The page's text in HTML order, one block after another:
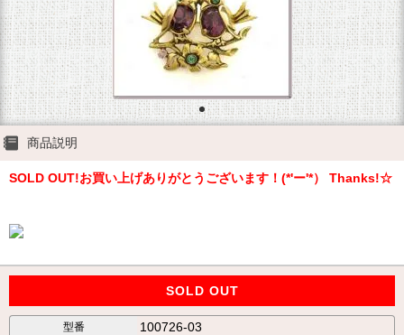
商品説明
SOLD OUT!お買い上げありがとうございます！(*'ー'*） Thanks!☆
SOLD OUT
型番 100726-03